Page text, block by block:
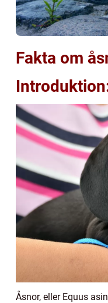
Fakta om
Åsnor, eller Equus